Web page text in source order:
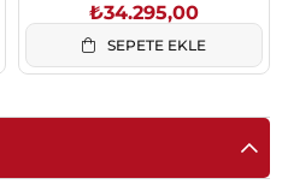
₺34.295,00
SEPETE EKLE